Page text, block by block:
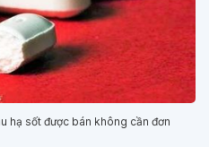
hạ sốt được bán không cần đơn